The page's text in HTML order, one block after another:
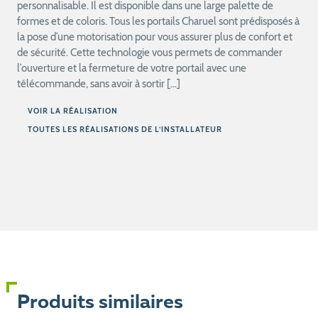
personnalisable. Il est disponible dans une large palette de
formes et de coloris. Tous les portails Charuel sont prédisposés à
la pose d’une motorisation pour vous assurer plus de confort et
de sécurité. Cette technologie vous permets de commander
l’ouverture et la fermeture de votre portail avec une
télécommande, sans avoir à sortir […]
VOIR LA RÉALISATION
TOUTES LES RÉALISATIONS DE L’INSTALLATEUR
Produits similaires